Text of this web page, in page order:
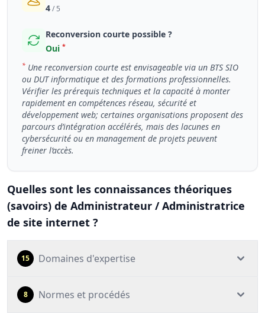
4/ 5
Reconversion courte possible ?
Oui *
* Une reconversion courte est envisageable via un BTS SIO
ou DUT informatique et des formations professionnelles.
Vérifier les prérequis techniques et la capacité à monter
rapidement en compétences réseau, sécurité et
développement web; certaines organisations proposent des
parcours d’intégration accélérés, mais des lacunes en
cybersécurité ou en management de projets peuvent
freiner l’accès.
Quelles sont les connaissances théoriques
(savoirs) de Administrateur / Administratrice
de site internet ?
15 Domaines d'expertise
8 Normes et procédés